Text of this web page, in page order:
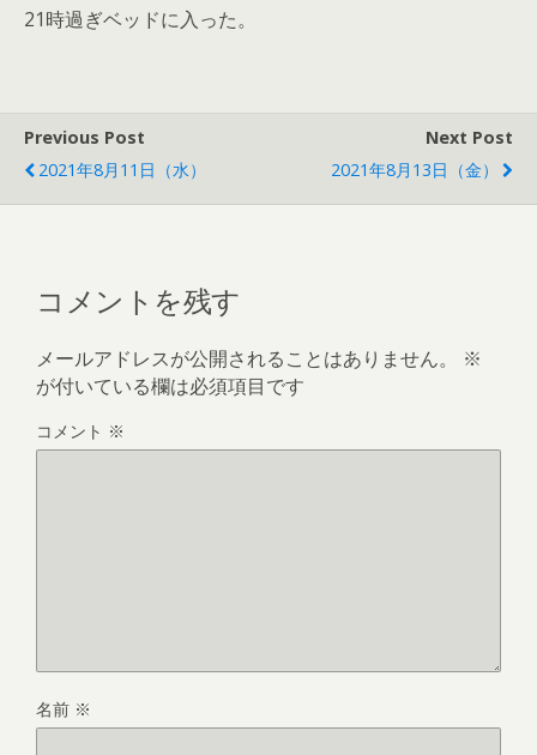
21時過ぎベッドに入った。
Previous Post
2021年8月11日（水）
Next Post
2021年8月13日（金）
コメントを残す
メールアドレスが公開されることはありません。
※
が付いている欄は必須項目です
コメント ※
名前 ※